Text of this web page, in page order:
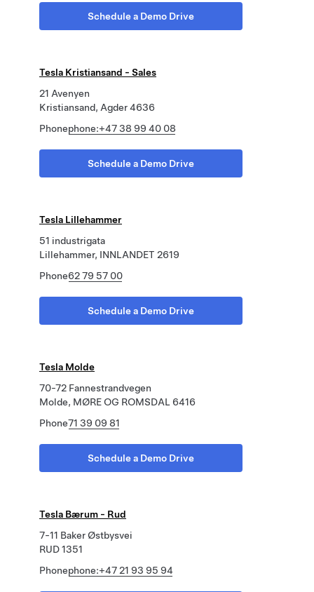
Schedule a Demo Drive
Tesla Kristiansand - Sales
21 Avenyen
Kristiansand, Agder 4636
Phonephone:+47 38 99 40 08
Schedule a Demo Drive
Tesla Lillehammer
51 industrigata
Lillehammer, INNLANDET 2619
Phone62 79 57 00
Schedule a Demo Drive
Tesla Molde
70-72 Fannestrandvegen
Molde, MØRE OG ROMSDAL 6416
Phone71 39 09 81
Schedule a Demo Drive
Tesla Bærum - Rud
7-11 Baker Østbysvei
RUD 1351
Phonephone:+47 21 93 95 94